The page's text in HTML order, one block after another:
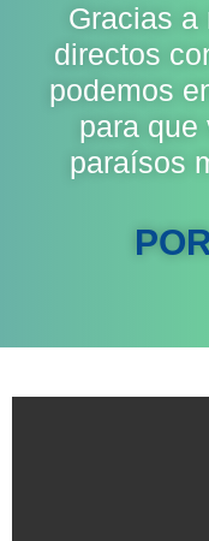
Gracias a
directos
podemos
para que
paraísos